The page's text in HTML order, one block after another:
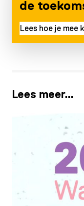
de
Lees hoe je mee
Lees meer…